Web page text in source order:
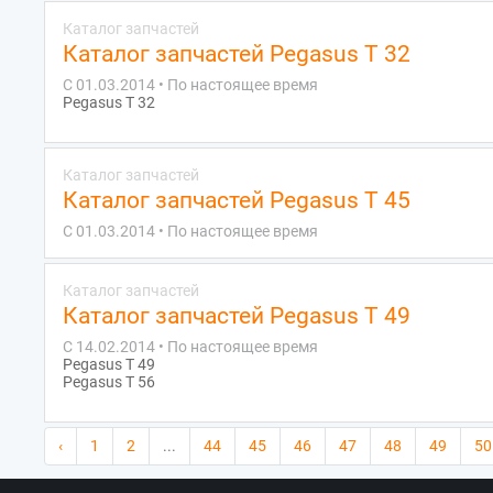
Каталог запчастей
Каталог запчастей Pegasus T 32
С 01.03.2014 • По настоящее время
Pegasus T 32
Каталог запчастей
Каталог запчастей Pegasus T 45
С 01.03.2014 • По настоящее время
Каталог запчастей
Каталог запчастей Pegasus T 49
С 14.02.2014 • По настоящее время
Pegasus T 49
Pegasus T 56
‹ 1 2 ... 44 45 46 47 48 49 50